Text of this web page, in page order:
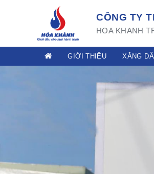
CÔNG TY
HOA KHANH
GIỚI THIỆU XĂNG